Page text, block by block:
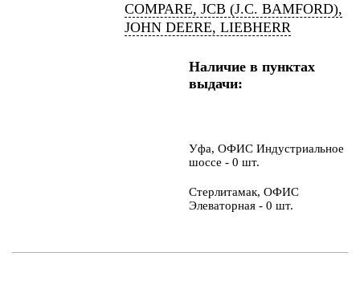
COMPARE, JCB (J.C. BAMFORD),
JOHN DEERE, LIEBHERR
Наличие в пунктах
выдачи:
Уфа, ОФИС Индустриальное
шоссе - 0 шт.
Стерлитамак, ОФИС
Элеваторная - 0 шт.